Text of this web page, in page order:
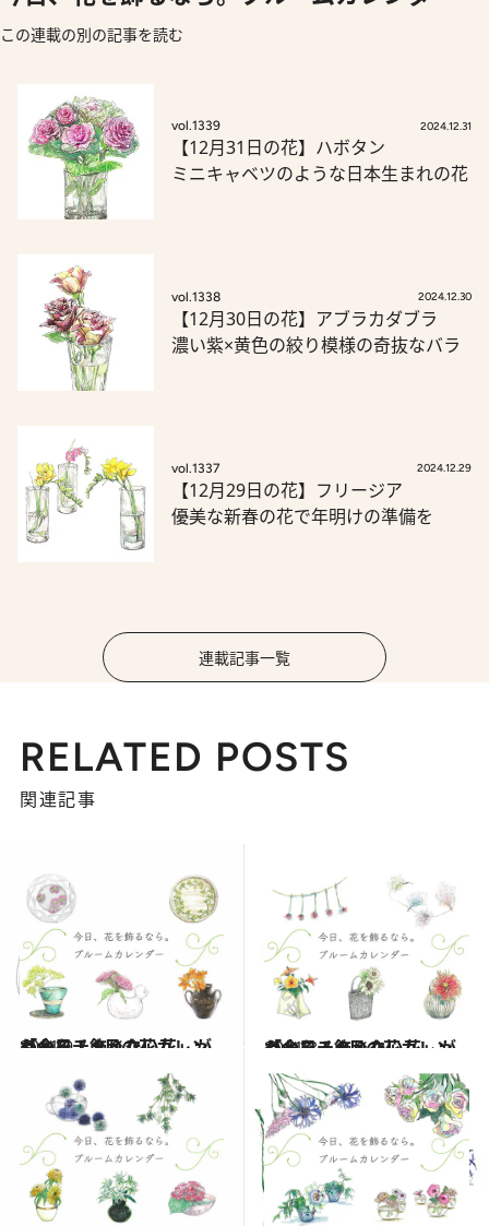
この連載の別の記事を読む
vol.1339 2024.12.31
【12月31日の花】ハボタン
ミニキャベツのような日本生まれの花
vol.1338 2024.12.30
【12月30日の花】アブラカダブラ
濃い紫×黄色の絞り模様の奇抜なバラ
vol.1337 2024.12.29
【12月29日の花】フリージア
優美な新春の花で年明けの準備を
連載記事一覧
RELATED POSTS
関連記事
2021.9.1
「今日、飾りたい花」がわかる！ 9月の花カレンダーをチェック
ライフスタイル 2021.8.1
「今日、飾りたい花」がわかる！ 8月の花カレンダーをチェック
ライフスタイル